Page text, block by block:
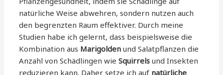
natürliche Weise abwehren, sondern nutzen auch
den begrenzten Raum effektiver. Durch meine
Studien habe ich gelernt, dass beispielsweise die
Kombination aus Marigolden und Salatpflanzen die
Anzahl von Schädlingen wieSquirrels und Insekten
reduzieren kann. Daher setze ich auf natürliche